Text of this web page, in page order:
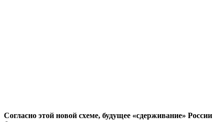
Согласно этой новой схеме, будущее «сдерживание» России